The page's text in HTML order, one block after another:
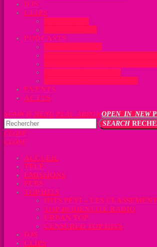
DJS
CLIPS
PODCASTS
EVENTS
ACTUS
SEARCH MENU PLAY_ARROWOPEN_IN_NEW
SEARCH
CLOSE
CLOSE
ACCUEIL
TÉLÉ
ÉMISSIONS
PUBS
TOP HITS
HITS PÉYI – LES
TOP 40 IDENTITÉ RADIO
URBAN TOP
CENSURED TOP HITS
DJS
CLIPS